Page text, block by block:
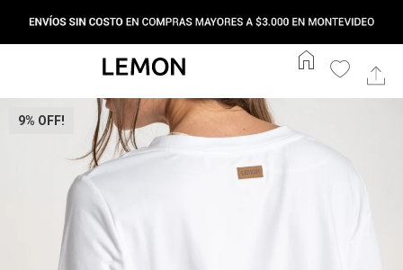
home
9